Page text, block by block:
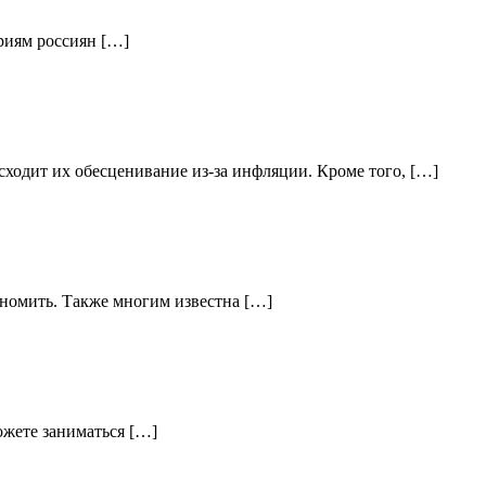
россиян […]
их обесценивание из-за инфляции. Кроме того, […]
Также многим известна […]
заниматься […]